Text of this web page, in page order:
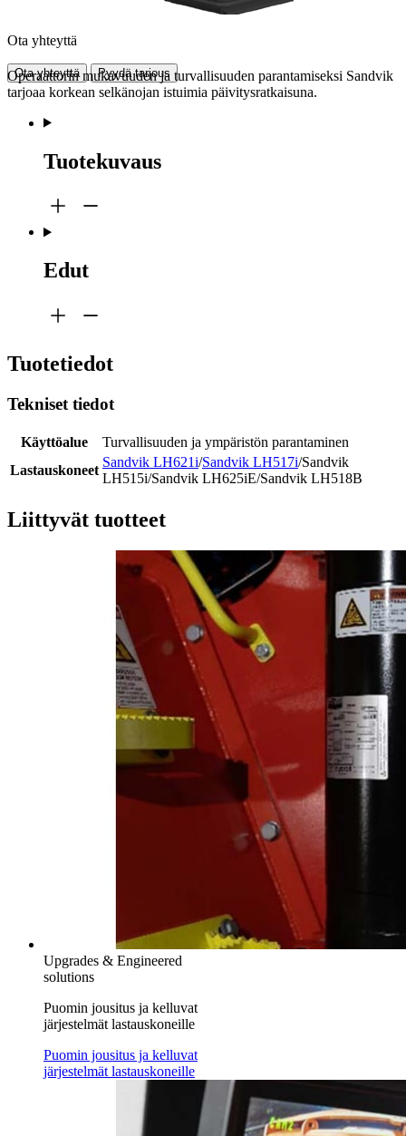
Ota yhteyttä
Ota yhteyttä Pyydä tarjous
Operaattorin mukavuuden ja turvallisuuden parantamiseksi Sandvik
tarjoaa korkean selkänojan istuimia päivitysratkaisuna.
Tuotekuvaus
Edut
Tuotetiedot
Tekniset tiedot
Käyttöalue
Turvallisuuden ja ympäristön parantaminen
Lastauskoneet
Sandvik LH621i/Sandvik LH517i/Sandvik
LH515i/Sandvik LH625iE/Sandvik LH518B
Liittyvät tuotteet
Upgrades & Engineered
solutions
Puomin jousitus ja kelluvat
järjestelmät lastauskoneille
Puomin jousitus ja kelluvat
järjestelmät lastauskoneille